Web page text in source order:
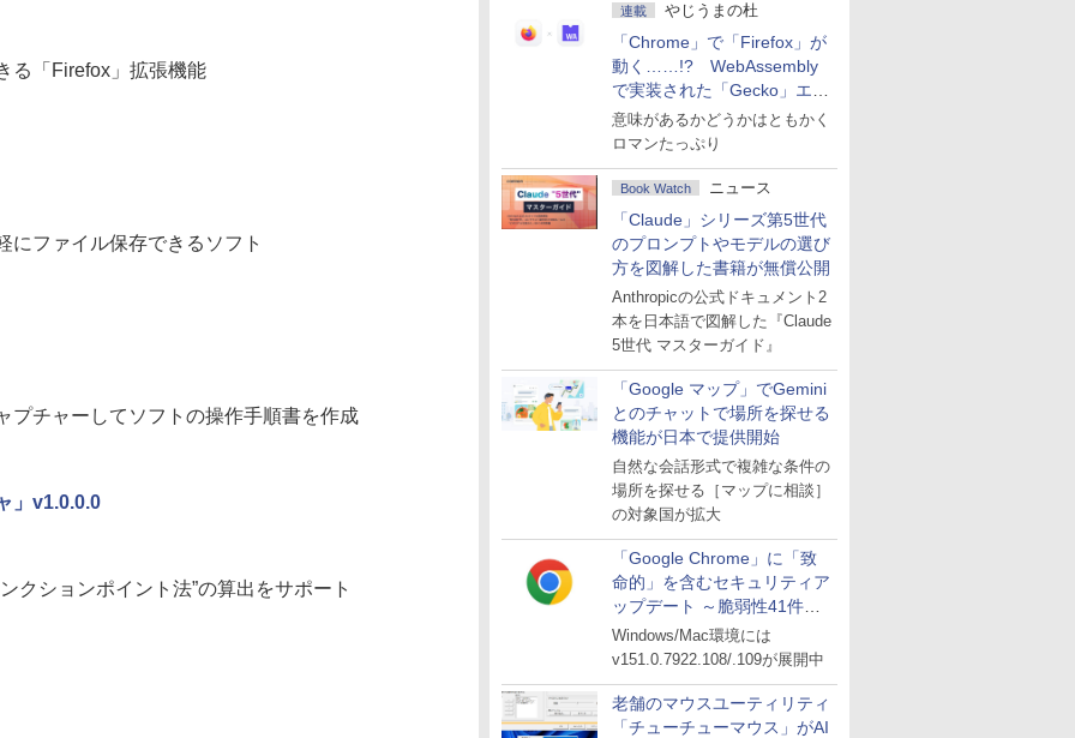
連載 やじうまの杜
「Chrome」で「Firefox」が
動く……!? WebAssembly
で実装された「Gecko」エン
ジン
意味があるかどうかはともかく
ロマンたっぷり
Book Watch ニュース
「Claude」シリーズ第5世代
のプロンプトやモデルの選び
方を図解した書籍が無償公開
Anthropicの公式ドキュメント2
本を日本語で図解した『Claude
5世代 マスターガイド』
「Google マップ」でGemini
とのチャットで場所を探せる
機能が日本で提供開始
自然な会話形式で複雑な条件の
場所を探せる［マップに相談］
の対象国が拡大
「Google Chrome」に「致
命的」を含むセキュリティア
ップデート ～脆弱性41件に
対処
Windows/Mac環境には
v151.0.7922.108/.109が展開中
老舗のマウスユーティリティ
「チューチューマウス」がAI
る「Firefox」拡張機能
にファイル保存できるソフト
プチャーしてソフトの操作手順書を作成
」v1.0.0.0
クションポイント法”の算出をサポート